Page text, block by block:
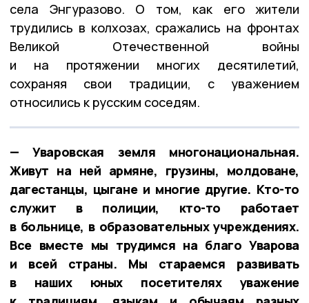
села Энгуразово. О том, как его жители
трудились в колхозах, сражались на фронтах
Великой Отечественной войны
и на протяжении многих десятилетий,
сохраняя свои традиции, с уважением
относились к русским соседям.
— Уваровская земля многонациональная.
Живут на ней армяне, грузины, молдоване,
дагестанцы, цыгане и многие другие. Кто-то
служит в полиции, кто-то работает
в больнице, в образовательных учреждениях.
Все вместе мы трудимся на благо Уварова
и всей страны. Мы стараемся развивать
в наших юных посетителях уважение